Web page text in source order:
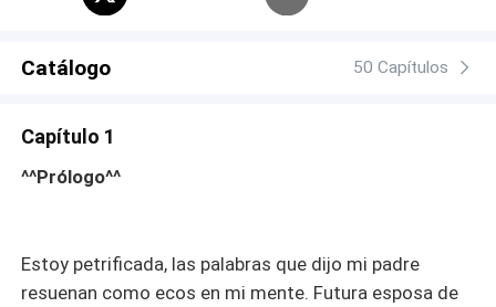
Amor, o la ambición por el Poder?
Catálogo 50 Capítulos
Capítulo 1
^^Prólogo^^
Estoy petrificada, las palabras que dijo mi padre
resuenan como ecos en mi mente. Futura esposa de